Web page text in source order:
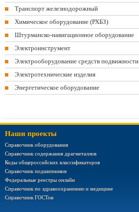
Транспорт железнодорожный
Химическое оборудование (РХБЗ)
Штурманско-навигационное оборудование
Электроинструмент
Электрооборудование средств подвижности
Электротехнические изделия
Энергетическое оборудование
Наши проекты
Справочник оборудования
Справочник содержания драгметаллов
Коды общероссийских классификаторов
Справочник подшипников
Федеральные реестры онлайн
Справочник по здравоохранению и медицине
Справочник ГОСТов